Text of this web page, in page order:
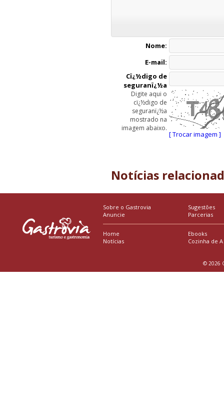
Nome:
E-mail:
Cï¿½digo de
seguranï¿½a
Digite aqui o
cï¿½digo de
seguranï¿½a
mostrado na
imagem abaixo.
[ Trocar imagem ]
Notícias
Sobre o Gastrovia
Anuncie
Sugestões
Parcerias
Home
Notícias
Ebooks
Cozinha de A
© 2026